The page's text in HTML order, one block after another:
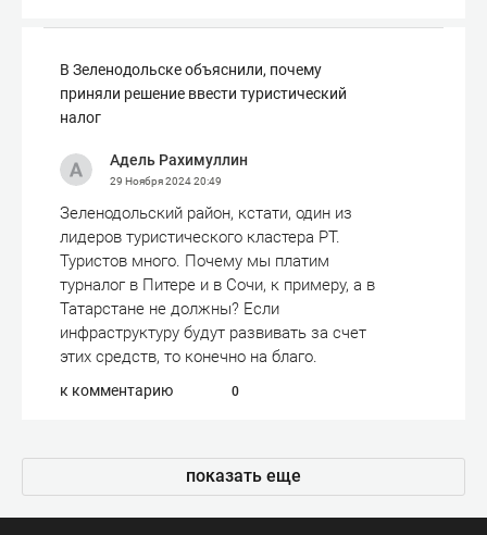
В Зеленодольске объяснили, почему
приняли решение ввести туристический
налог
Адель Рахимуллин
29 Ноября 202420:49
Зеленодольский район, кстати, один из
лидеров туристического кластера РТ.
Туристов много. Почему мы платим
турналог в Питере и в Сочи, к примеру, а в
Татарстане не должны? Если
инфраструктуру будут развивать за счет
этих средств, то конечно на благо.
к комментарию 0
показать еще